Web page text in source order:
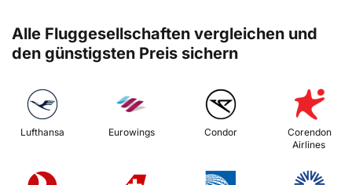
Alle Fluggesellschaften vergleichen und
den günstigsten Preis sichern
Lufthansa Eurowings Condor
Corendon
Airlines